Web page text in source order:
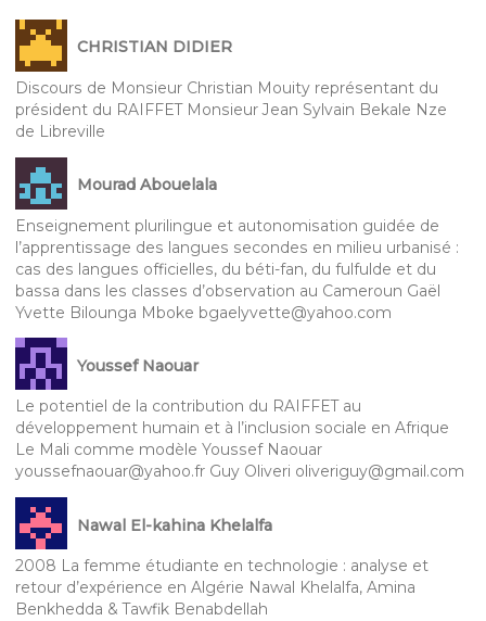
CHRISTIAN DIDIER
Discours de Monsieur Christian Mouity représentant du
président du RAIFFET Monsieur Jean Sylvain Bekale Nze
de Libreville
Mourad Abouelala
Enseignement plurilingue et autonomisation guidée de
l’apprentissage des langues secondes en milieu urbanisé :
cas des langues officielles, du béti-fan, du fulfulde et du
bassa dans les classes d’observation au Cameroun Gaël
Yvette Bilounga Mboke bgaelyvette@yahoo.com
Youssef Naouar
Le potentiel de la contribution du RAIFFET au
développement humain et à l’inclusion sociale en Afrique
Le Mali comme modèle Youssef Naouar
youssefnaouar@yahoo.fr Guy Oliveri oliveriguy@gmail.com
Nawal El-kahina Khelalfa
2008 La femme étudiante en technologie : analyse et
retour d’expérience en Algérie Nawal Khelalfa, Amina
Benkhedda & Tawfik Benabdellah